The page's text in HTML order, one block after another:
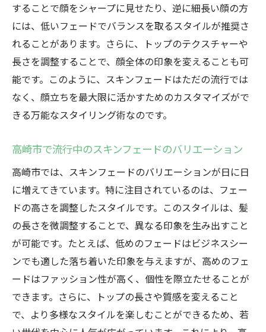
することで顔をシャープに見せたり、逆に細長い顔の方
には、低いフェードでバランスを取るスタイルが推奨さ
れることがあります。さらに、トップのテクスチャーや
長さを調整することで、顔全体の印象を変えることも可
能です。このように、スキンフェードはただの流行では
なく、顔立ちを最大限に活かすためのカスタマイズがで
きる万能なスタイリング術なのです。
高崎市で流行中のスキンフェードのバリエーション
高崎市では、スキンフェードのバリエーションが日に日
に増えてきています。特に注目されているのは、フェー
ドの高さを調整したスタイルです。このスタイルは、髪
の長さを微調整することで、異なる印象を生み出すこと
が可能です。たとえば、低めのフェードはビジネスシー
ンでも適した落ち着いた印象を与えますが、高めのフェ
ードはファッション性が高く、個性を際立たせることが
できます。さらに、トップの長さや質感を変えること
で、より多様なスタイルを楽しむことができるため、若